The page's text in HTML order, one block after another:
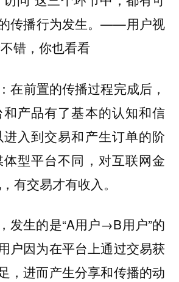
传播行为发生。——用户视
错，你也看看
在前置的传播过程完成后，
和产品有了基本的认知和信
入到交易和产生订单的阶
型平台不同，对互联网金
有交易才有收入。
发生的是“A用户→B用户”的
户因为在平台上通过交易获
，进而产生分享和传播的动